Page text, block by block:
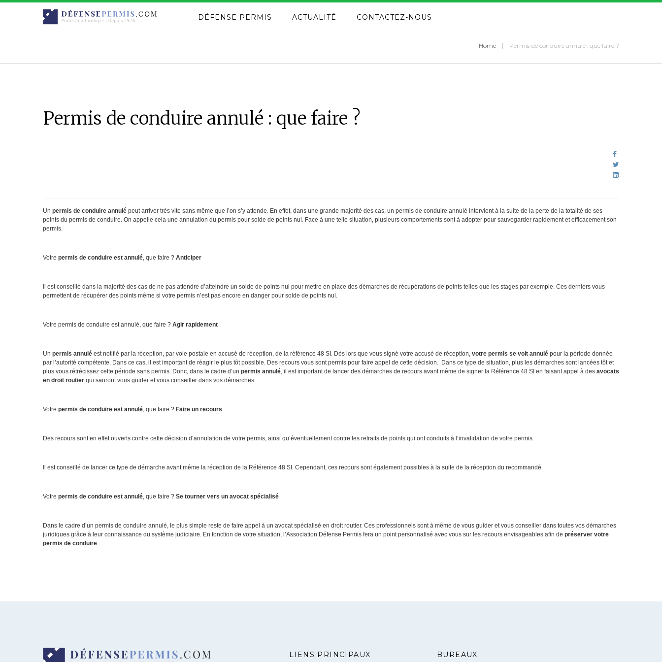
DÉFENSE PERMIS ACTUALITÉ CONTACTEZ-NOUS
Home Permis de conduire annulé : que faire ?
Permis de conduire annulé : que faire ?
Un permis de conduire annulé peut arriver très vite sans même que l’on s’y attende. En effet, dans une grande majorité des cas, un permis de conduire annulé intervient à la suite de la perte de la totalité de ses
points du permis de conduire. On appelle cela une annulation du permis pour solde de points nul. Face à une telle situation, plusieurs comportements sont à adopter pour sauvegarder rapidement et efficacement son
permis.
Votre permis de conduire est annulé, que faire ? Anticiper
Il est conseillé dans la majorité des cas de ne pas attendre d’atteindre un solde de points nul pour mettre en place des démarches de récupérations de points telles que les stages par exemple. Ces derniers vous
permettent de récupérer des points même si votre permis n’est pas encore en danger pour solde de points nul.
Votre permis de conduire est annulé, que faire ? Agir rapidement
Un permis annulé est notifié par la réception, par voie postale en accusé de réception, de la référence 48 SI. Dès lors que vous signé votre accusé de réception, votre permis se voit annulé pour la période donnée
par l’autorité compétente. Dans ce cas, il est important de réagir le plus tôt possible. Des recours vous sont permis pour faire appel de cette décision. Dans ce type de situation, plus les démarches sont lancées tôt et
plus vous rétrécissez cette période sans permis. Donc, dans le cadre d’un permis annulé, il est important de lancer des démarches de recours avant même de signer la Référence 48 SI en faisant appel à des avocats
en droit routier qui sauront vous guider et vous conseiller dans vos démarches.
Votre permis de conduire est annulé, que faire ? Faire un recours
Des recours sont en effet ouverts contre cette décision d’annulation de votre permis, ainsi qu’éventuellement contre les retraits de points qui ont conduits à l’invalidation de votre permis.
Il est conseillé de lancer ce type de démarche avant même la réception de la Référence 48 SI. Cependant, ces recours sont également possibles à la suite de la réception du recommandé.
Votre permis de conduire est annulé, que faire ? Se tourner vers un avocat spécialisé
Dans le cadre d’un permis de conduire annulé, le plus simple reste de faire appel à un avocat spécialisé en droit routier. Ces professionnels sont à même de vous guider et vous conseiller dans toutes vos démarches
juridiques grâce à leur connaissance du système judiciaire. En fonction de votre situation, l’Association Défense Permis fera un point personnalisé avec vous sur les recours envisageables afin de préserver votre
permis de conduire.
LIENS PRINCIPAUX BUREAUX